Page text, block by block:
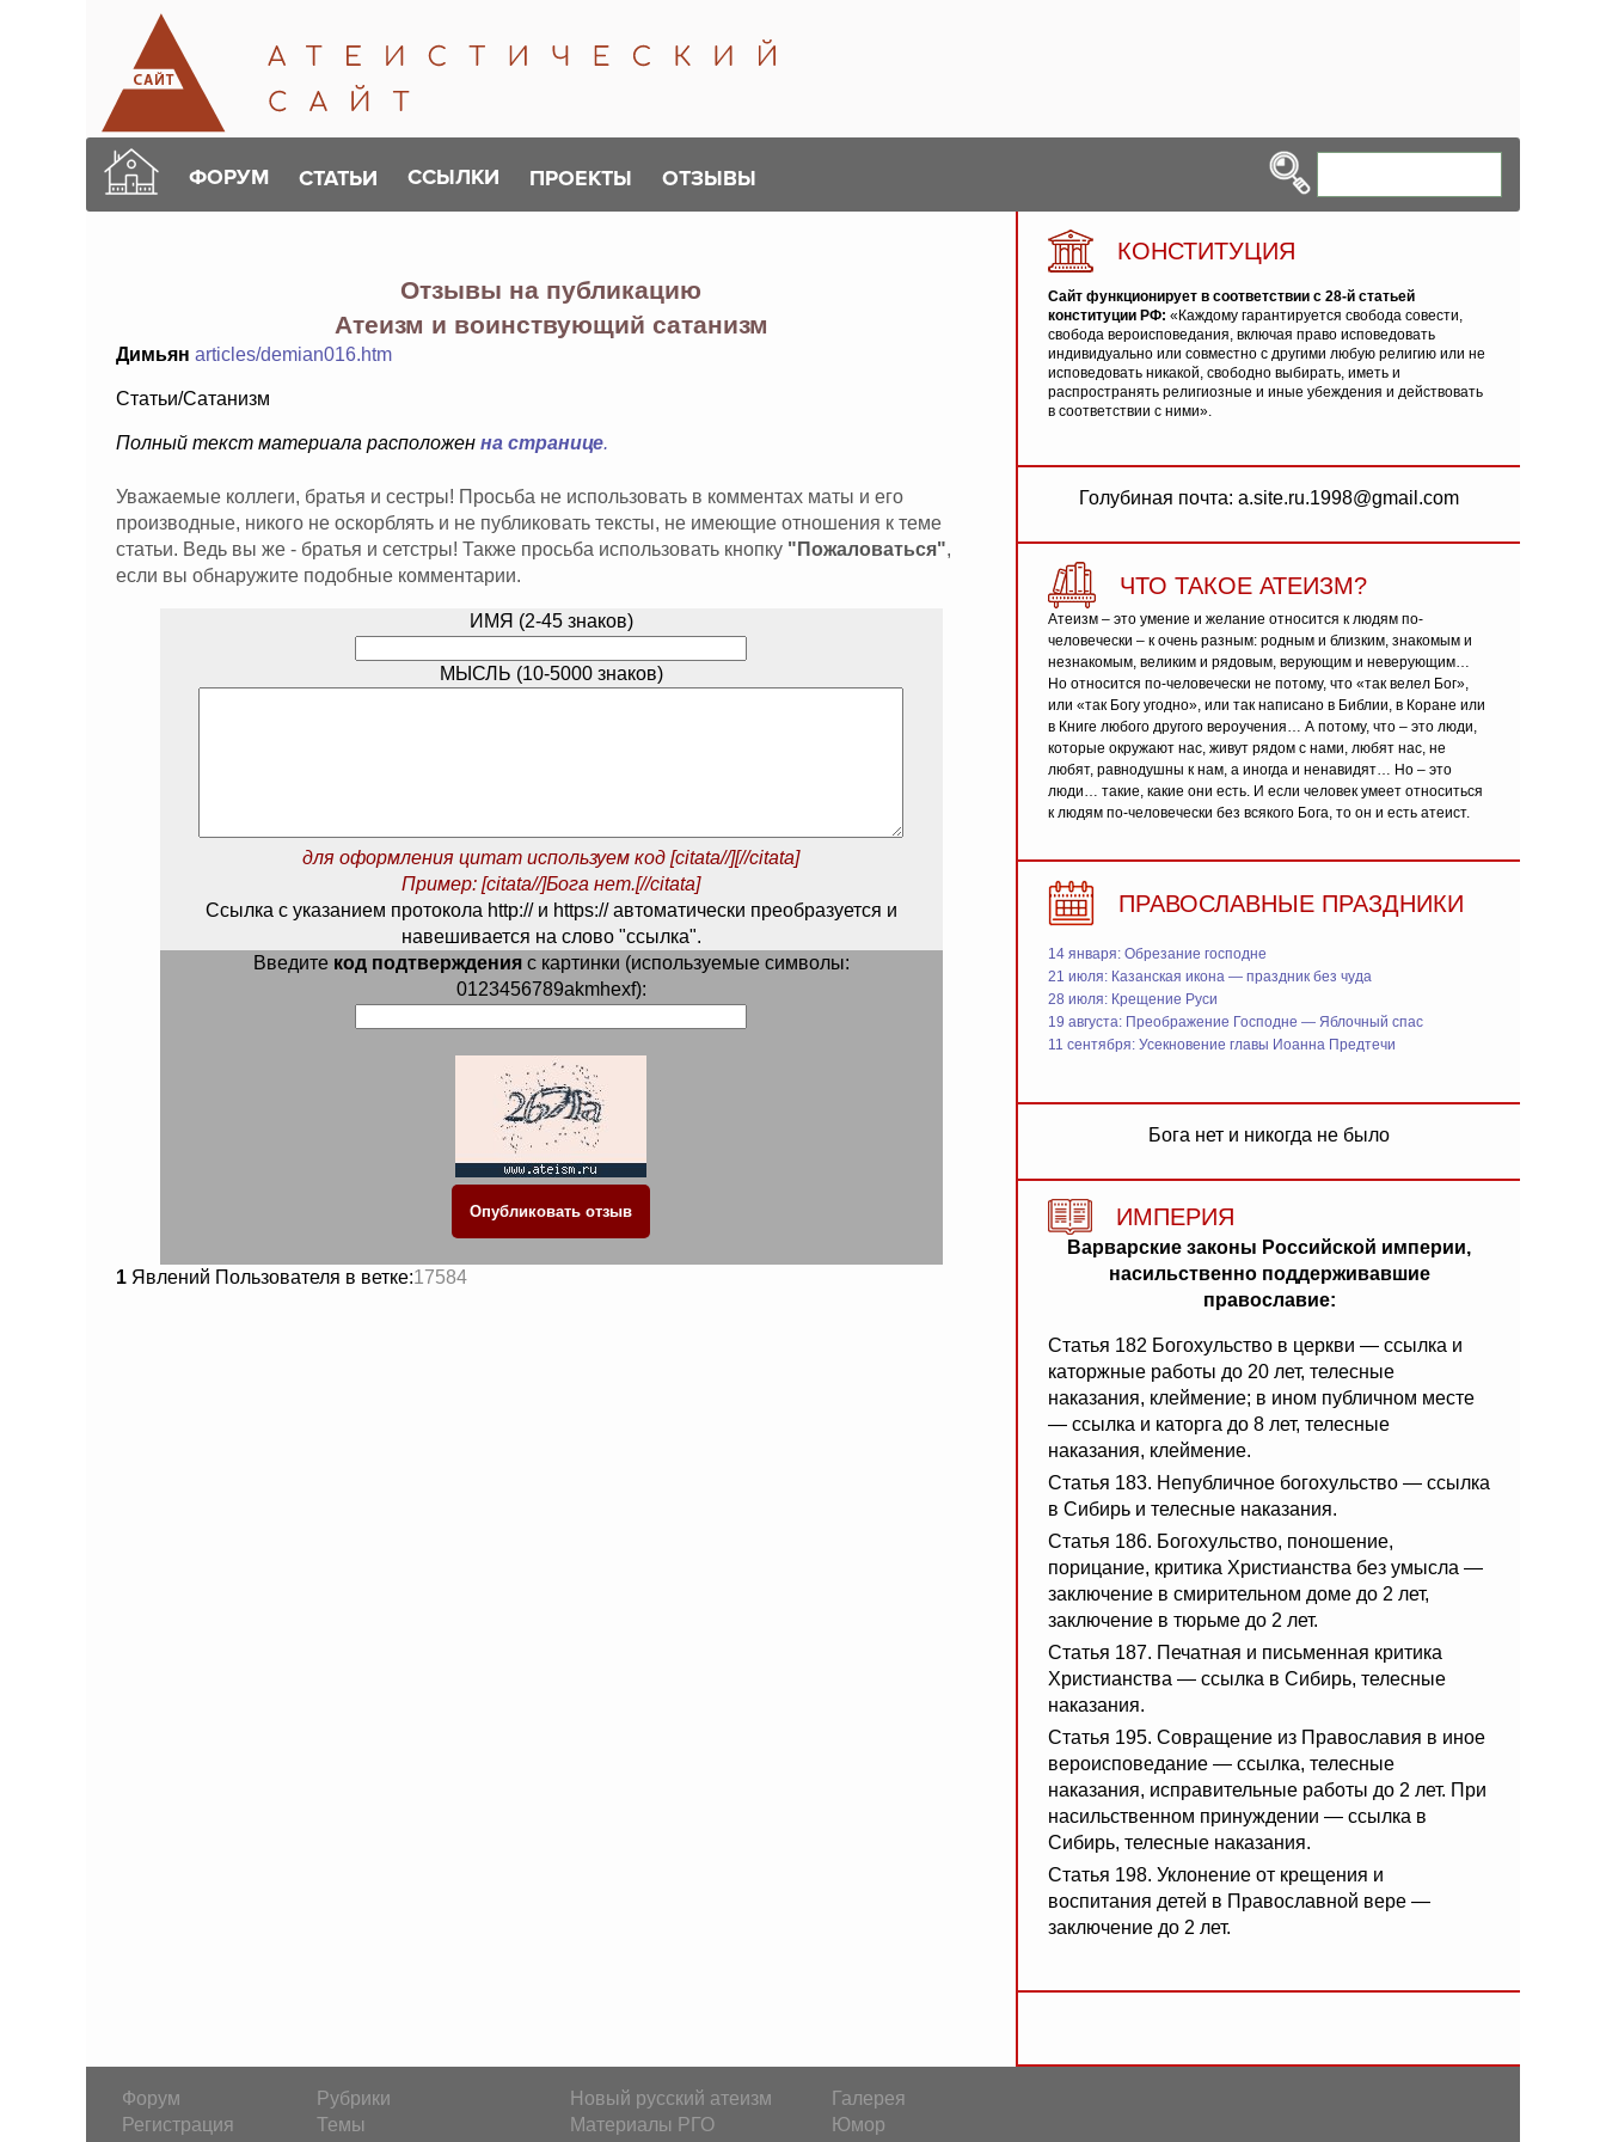
ФОРУМ СТАТЬИ ССЫЛКИ ПРОЕКТЫ ОТЗЫВЫ
Отзывы на публикацию
Атеизм и воинствующий сатанизм
Димьян articles/demian016.htm
Статьи/Сатанизм
Полный текст материала расположен на странице.
Уважаемые коллеги, братья и сестры! Просьба не использовать в комментах маты и его
производные, никого не оскорблять и не публиковать тексты, не имеющие отношения к теме
статьи. Ведь вы же - братья и сетстры! Также просьба использовать кнопку "Пожаловаться",
если вы обнаружите подобные комментарии.
ИМЯ (2-45 знаков)
МЫСЛЬ (10-5000 знаков)
для оформления цитат используем код [citata//][//citata]
Пример: [citata//]Бога нет.[//citata]
Ссылка с указанием протокола http:// и https:// автоматически преобразуется и
навешивается на слово "ссылка".
Введите код подтвержденияс картинки (используемые символы:
0123456789akmhexf):
1 Явлений Пользователя в ветке:17584
КОНСТИТУЦИЯ
Сайт функционирует в соответствии с 28-й статьей
конституции РФ: «Каждому гарантируется свобода совести,
свобода вероисповедания, включая право исповедовать
индивидуально или совместно с другими любую религию или не
исповедовать никакой, свободно выбирать, иметь и
распространять религиозные и иные убеждения и действовать
в соответствии с ними».
Голубиная почта: a.site.ru.1998@gmail.com
ЧТО ТАКОЕ АТЕИЗМ?
Атеизм – это умение и желание относится к людям по-
человечески – к очень разным: родным и близким, знакомым и
незнакомым, великим и рядовым, верующим и неверующим…
Но относится по-человечески не потому, что «так велел Бог»,
или «так Богу угодно», или так написано в Библии, в Коране или
в Книге любого другого вероучения… А потому, что – это люди,
которые окружают нас, живут рядом с нами, любят нас, не
любят, равнодушны к нам, а иногда и ненавидят… Но – это
люди… такие, какие они есть. И если человек умеет относиться
к людям по-человечески без всякого Бога, то он и есть атеист.
ПРАВОСЛАВНЫЕ ПРАЗДНИКИ
14 января: Обрезание господне
21 июля: Казанская икона — праздник без чуда
28 июля: Крещение Руси
19 августа: Преображение Господне — Яблочный спас
11 сентября: Усекновение главы Иоанна Предтечи
Бога нет и никогда не было
ИМПЕРИЯ
Варварские законы Российской империи,
насильственно поддерживавшие
православие:
Статья 182 Богохульство в церкви — ссылка и
каторжные работы до 20 лет, телесные
наказания, клеймение; в ином публичном месте
— ссылка и каторга до 8 лет, телесные
наказания, клеймение.
Статья 183. Непубличное богохульство — ссылка
в Сибирь и телесные наказания.
Статья 186. Богохульство, поношение,
порицание, критика Христианства без умысла —
заключение в смирительном доме до 2 лет,
заключение в тюрьме до 2 лет.
Статья 187. Печатная и письменная критика
Христианства — ссылка в Сибирь, телесные
наказания.
Статья 195. Совращение из Православия в иное
вероисповедание — ссылка, телесные
наказания, исправительные работы до 2 лет. При
насильственном принуждении — ссылка в
Сибирь, телесные наказания.
Статья 198. Уклонение от крещения и
воспитания детей в Православной вере —
заключение до 2 лет.
Форум
Регистрация
Рубрики
Темы
Новый русский атеизм
Материалы РГО
Галерея
Юмор